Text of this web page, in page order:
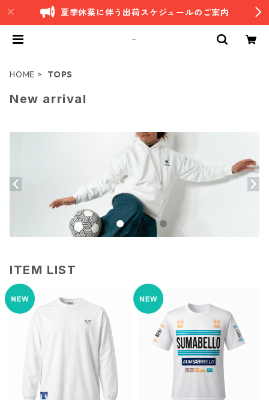
夏季休業に伴う出荷スケジュールのご案内
HOME TOPS
New arrival
ITEM LIST